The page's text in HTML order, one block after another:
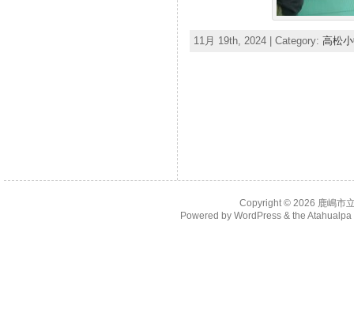
11月 19th, 2024 | Category: 高松
Copyright © 2026 鹿嶋市
Powered by WordPress& the Atahualpa